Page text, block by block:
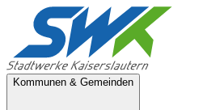
Kommunen & Gemeinden